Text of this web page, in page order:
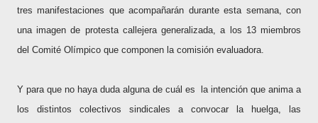
tres manifestaciones que acompañarán durante esta semana, con
una imagen de protesta callejera generalizada, a los 13 miembros
del Comité Olímpico que componen la comisión evaluadora.
Y para que no haya duda alguna de cuál es
la intención que anima a
los distintos colectivos sindicales a convocar la huelga, las